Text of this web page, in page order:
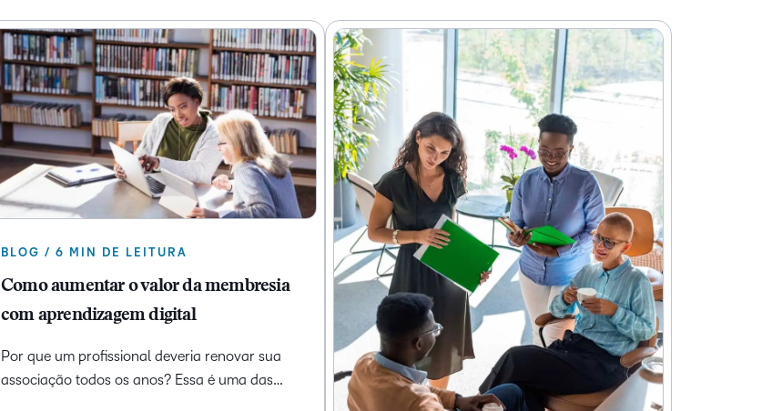
BLOG / 6 MIN DE LEITURA
Como aumentar o valor da membresia
com aprendizagem digital
Por que um profissional deveria renovar sua
associação todos os anos? Essa é uma das…